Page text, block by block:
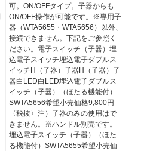
可。ON/OFFタイプ。子器からも
ON/OFF操作が可能です。※専用子
器（WTA5655・WTA5656）以外、
接続できません。下記をご参照く
ださい。電子スイッチ（子器）埋
込電子スイッチ埋込電子ダブルス
イッチH（子器）子器H（子器）子
器白LED白LED埋込電子ダブルス
イッチ（子器）（ほたる機能付）
SWTA5656希望小売価格9,800円
〈税抜〉注）子器のみの使用はで
きません。※ハンドル別売です。
埋込電子スイッチ（子器）（ほた
る機能付）SWTA5655希望小売価